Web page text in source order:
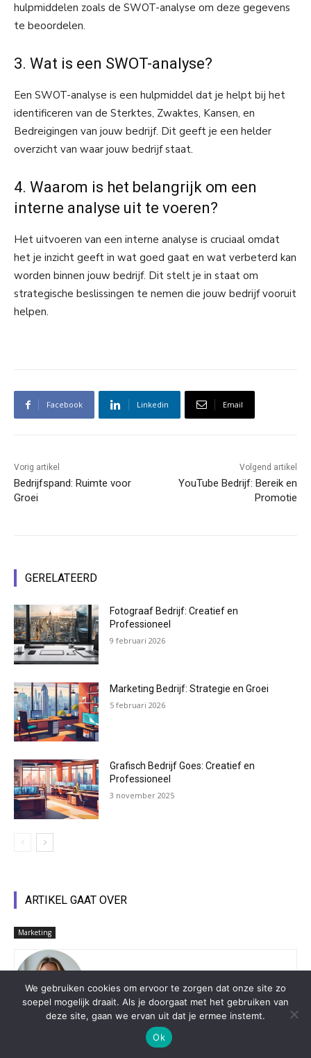
hulpmiddelen zoals de SWOT-analyse om deze gegevens
te beoordelen.
3. Wat is een SWOT-analyse?
Een SWOT-analyse is een hulpmiddel dat je helpt bij het
identificeren van de Sterktes, Zwaktes, Kansen, en
Bedreigingen van jouw bedrijf. Dit geeft je een helder
overzicht van waar jouw bedrijf staat.
4. Waarom is het belangrijk om een
interne analyse uit te voeren?
Het uitvoeren van een interne analyse is cruciaal omdat
het je inzicht geeft in wat goed gaat en wat verbeterd kan
worden binnen jouw bedrijf. Dit stelt je in staat om
strategische beslissingen te nemen die jouw bedrijf vooruit
helpen.
Facebook Linkedin Email
Vorig artikel
Bedrijfspand: Ruimte voor
Groei
Volgend artikel
YouTube Bedrijf: Bereik en
Promotie
GERELATEERD
Fotograaf Bedrijf: Creatief en
Professioneel
9 februari 2026
Marketing Bedrijf: Strategie en Groei
5 februari 2026
Grafisch Bedrijf Goes: Creatief en
Professioneel
3 november 2025
ARTIKEL GAAT OVER
Marketing
We gebruiken cookies om ervoor te zorgen dat onze site zo
soepel mogelijk draait. Als je doorgaat met het gebruiken van
deze site, gaan we ervan uit dat je ermee instemt.
Ok